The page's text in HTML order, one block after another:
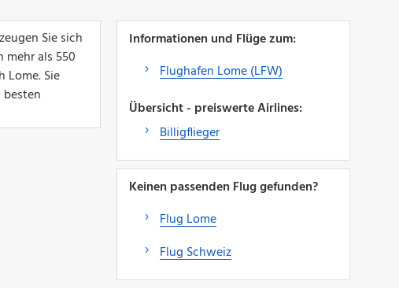
Sie sich
als 550
Lome. Sie
Informationen und Flüge zum:
Flughafen Lome (LFW)
Übersicht - preiswerte Airlines:
Billigflieger
Keinen passenden Flug gefunden?
Flug Lome
Flug Schweiz